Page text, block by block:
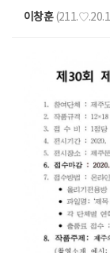
이창훈
본문